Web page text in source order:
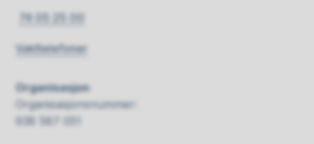
74 05 25 00
Vakttelefoner
Organisasjon
Organisasjonsnummer:
938 587 051